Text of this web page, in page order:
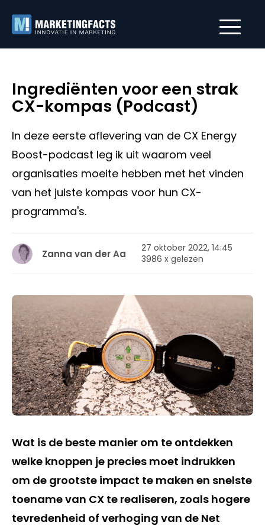
Ingrediënten voor een strak
CX-kompas (Podcast)
In deze eerste aflevering van de CX Energy
Boost-podcast leg ik uit waarom veel
organisaties moeite hebben met het vinden
van het juiste kompas voor hun CX-
programma's.
Zanna van der Aa
27 oktober 2022, 14:45
3986 x gelezen
Wat is de beste manier om te ontdekken
welke knoppen je precies moet indrukken
om de grootste impact te maken en snelste
toename van CX te realiseren, zoals hogere
tevredenheid of verhoging van de Net